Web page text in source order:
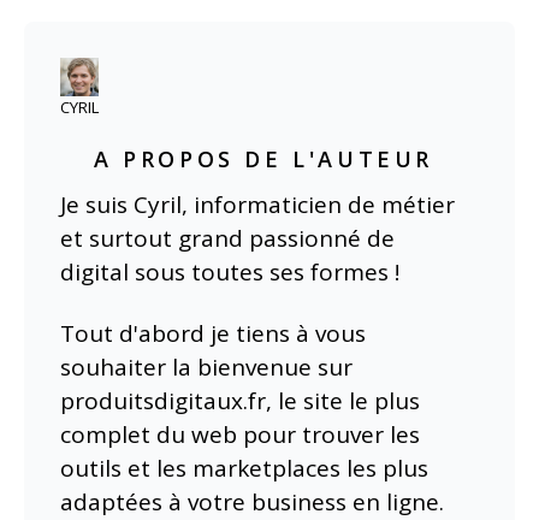
CYRIL
A PROPOS DE L'AUTEUR
Je suis Cyril, informaticien de métier
et surtout grand passionné de
digital sous toutes ses formes !
Tout d'abord je tiens à vous
souhaiter la bienvenue sur
produitsdigitaux.fr, le site le plus
complet du web pour trouver les
outils et les marketplaces les plus
adaptées à votre business en ligne.